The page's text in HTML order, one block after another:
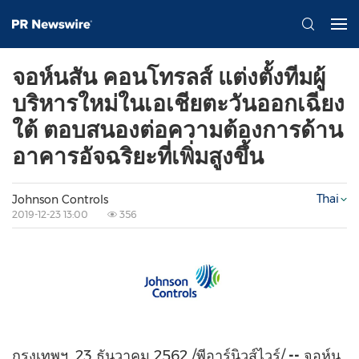
จอห์นสัน คอนโทรลส์ แต่งตั้งทีมผู้
บริหารใหม่ในเอเชียตะวันออกเฉียง
ใต้ ตอบสนองต่อความต้องการด้าน
อาคารอัจฉริยะที่เพิ่มสูงขึ้น
Johnson Controls
2019-12-23 13:00 356
Thai